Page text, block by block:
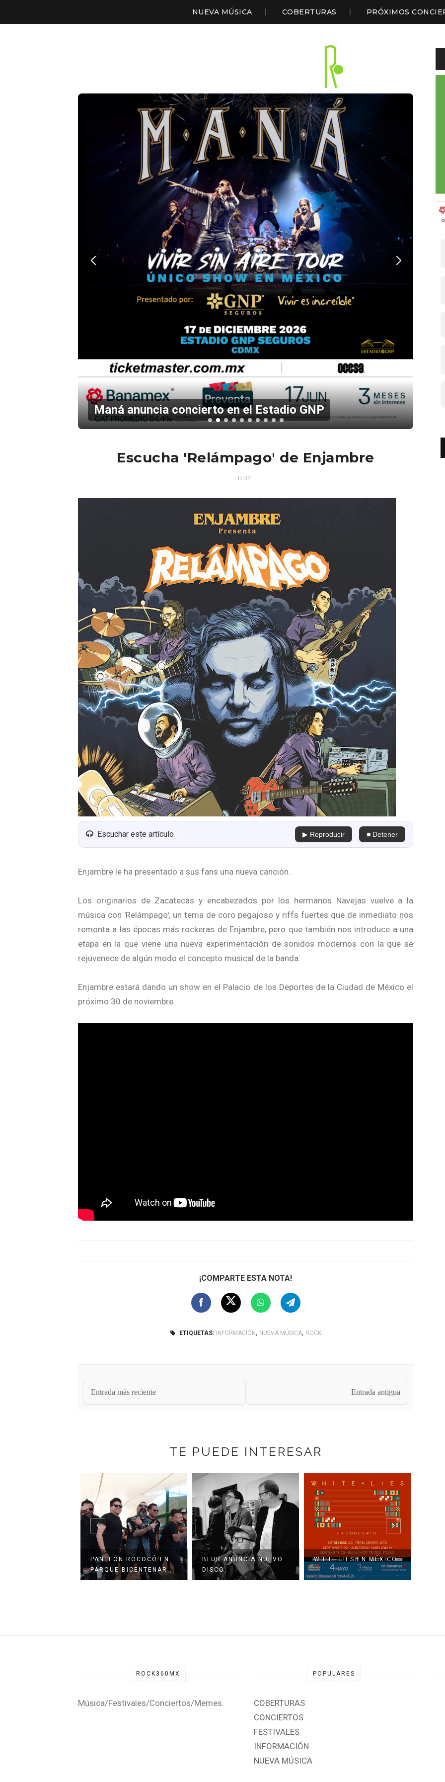
NUEVA MÚSICA COBERTURAS PRÓXIMOS
Maná anuncia concierto en el Estadio GNP
Escucha 'Relámpago' de Enjambre
11:32
Escuchar este artículo ▶ Reproducir ■ Detener
Enjambre le ha presentado a sus fans una nueva canción.
Los originarios de Zacatecas y encabezados por los hermanos Navejas vuelve a la
música con 'Relámpago', un tema de coro pegajoso y riffs fuertes que de inmediato nos
remonta a las épocas más rockeras de Enjambre, pero que también nos introduce a una
etapa en la que viene una nueva experimentación de sonidos modernos con la que se
rejuvenece de algún modo el concepto musical de la banda.
Enjambre estará dando un show en el Palacio de los Deportes de la Ciudad de México el
próximo 30 de noviembre.
¡COMPARTE ESTA NOTA!
ETIQUETAS: INFORMACIÓN, NUEVA MÚSICA, ROCK
Entrada más reciente Entrada antigua
TE PUEDE INTERESAR
PANTEÓN ROCOCÓ EN
PARQUE BICENTENAR...
BLUR ANUNCIA NUEVO
DISCO
WHITE LIES EN MÉXICO
ROCK360MX
Música/Festivales/Conciertos/Memes.
POPULARES
COBERTURAS
CONCIERTOS
FESTIVALES
INFORMACIÓN
NUEVA MÚSICA